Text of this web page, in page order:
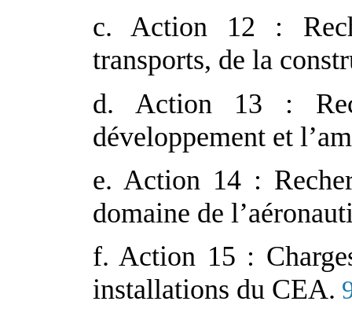
c. Action 12 :
transports, de la
d. Action 13 :
développement et
e. Action 14 :
domaine de
f. Action 15 :
installations du CEA.